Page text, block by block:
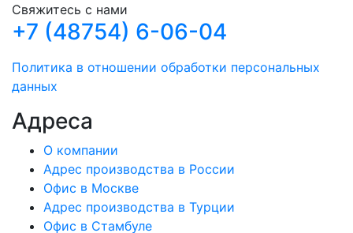
Свяжитесь с нами
+7 (48754) 6-06-04
Политика в отношении обработки персональных
данных
Адреса
О компании
Адрес производства в России
Офис в Москве
Адрес производства в Турции
Офис в Стамбуле